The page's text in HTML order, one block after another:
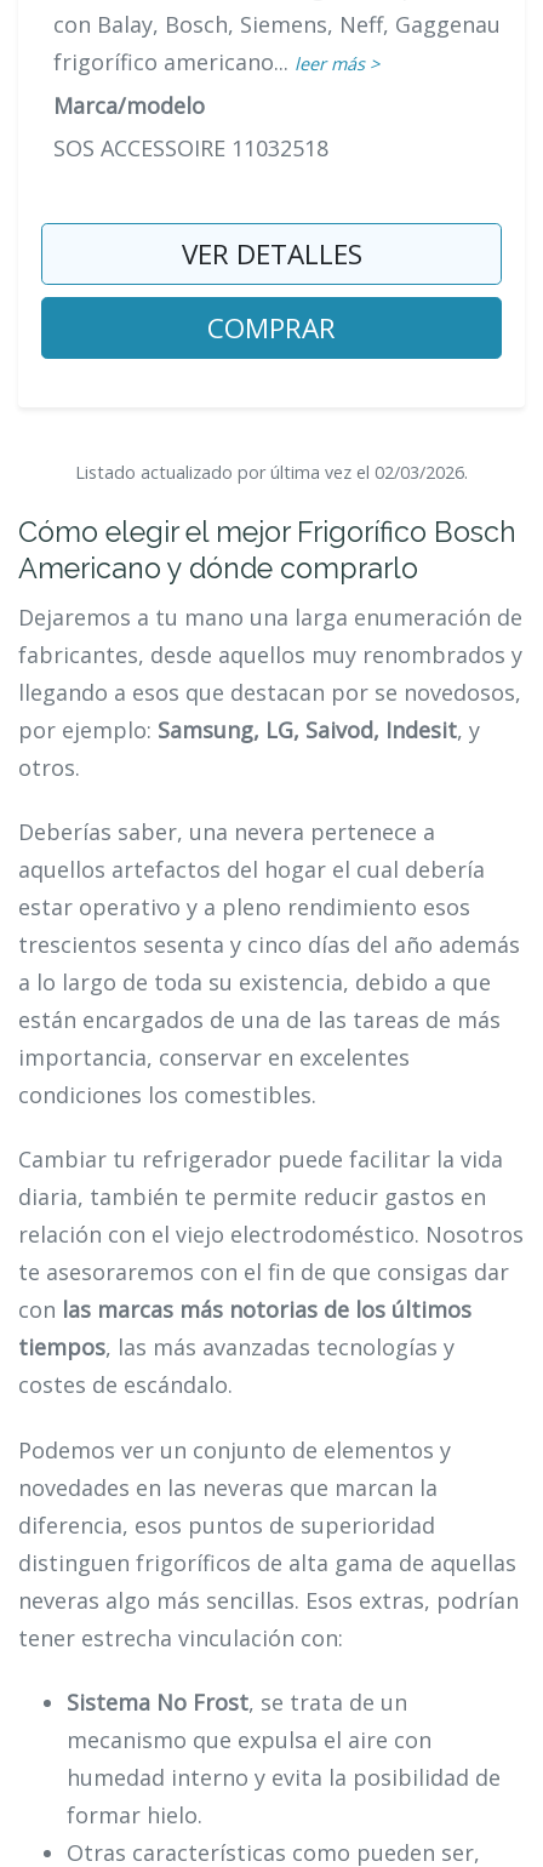
con Balay, Bosch, Siemens, Neff, Gaggenau
frigorífico americano... leer más >
Marca/modelo
SOS ACCESSOIRE 11032518
VER DETALLES
COMPRAR
Listado actualizado por última vez el 02/03/2026.
Cómo elegir el mejor Frigorífico Bosch
Americano y dónde comprarlo
Dejaremos a tu mano una larga enumeración de
fabricantes, desde aquellos muy renombrados y
llegando a esos que destacan por se novedosos,
por ejemplo: Samsung, LG, Saivod, Indesit, y
otros.
Deberías saber, una nevera pertenece a
aquellos artefactos del hogar el cual debería
estar operativo y a pleno rendimiento esos
trescientos sesenta y cinco días del año además
a lo largo de toda su existencia, debido a que
están encargados de una de las tareas de más
importancia, conservar en excelentes
condiciones los comestibles.
Cambiar tu refrigerador puede facilitar la vida
diaria, también te permite reducir gastos en
relación con el viejo electrodoméstico. Nosotros
te asesoraremos con el fin de que consigas dar
con las marcas más notorias de los últimos
tiempos, las más avanzadas tecnologías y
costes de escándalo.
Podemos ver un conjunto de elementos y
novedades en las neveras que marcan la
diferencia, esos puntos de superioridad
distinguen frigoríficos de alta gama de aquellas
neveras algo más sencillas. Esos extras, podrían
tener estrecha vinculación con:
Sistema No Frost, se trata de un
mecanismo que expulsa el aire con
humedad interno y evita la posibilidad de
formar hielo.
Otras características como pueden ser,